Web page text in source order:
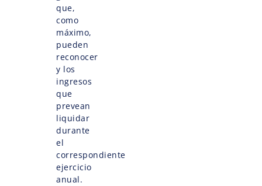
que,
como
máximo,
pueden
reconocer
y los
ingresos
que
prevean
liquidar
durante
el
correspondiente
ejercicio
anual.